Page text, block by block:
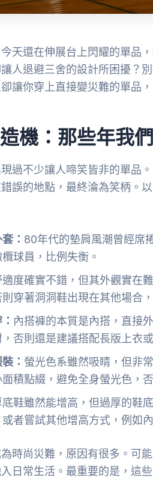
天還在伸展台上閃耀的單品
人退避三舍的設計所困擾？
讓你穿上直接變災難的單品
機：那些年我
過不少讓人啼笑皆非的單品
誤的地點，最終淪為笑柄。
： 80年代的墊肩風潮曾經席
球員，比例失衡。
適度確實不錯，但其外觀實在
穿著洞洞鞋出現在其他場合
內搭褲的本質是內搭，直接
否則還是建議搭配長版上衣
： 螢光色系雖然吸睛，但非
積點綴，避免全身螢光色，
底鞋雖然能增高，但過厚的鞋
者嘗試其他增高方式，例如
時尚災難，原因有很多。可
日常生活。最重要的是，這